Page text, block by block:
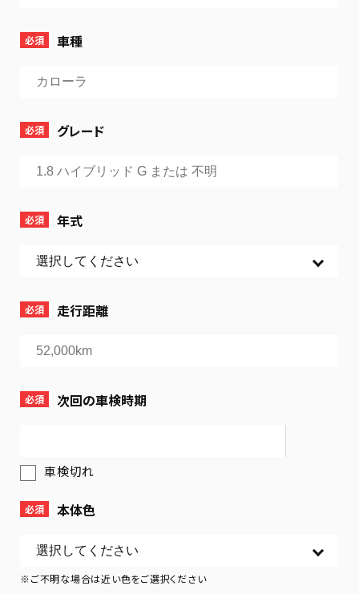
必須 車種
必須 グレード
必須 年式
必須 走行距離
必須 次回の車検時期
車検切れ
必須 本体色
※ご不明な場合は近い色をご選択ください